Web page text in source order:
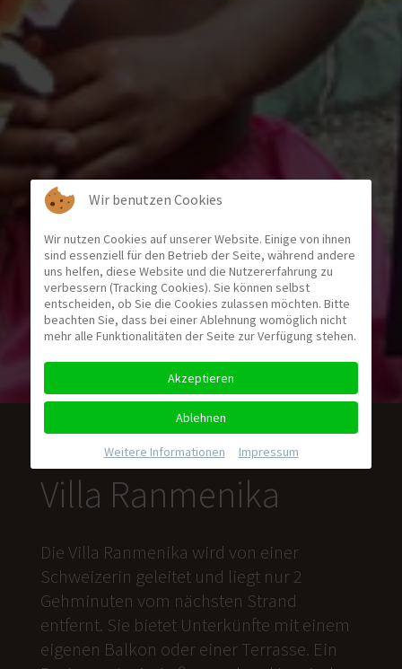
Villa Ranmenika
Die Villa Ranmenika wird von einer
Schweizerin geleitet und liegt nur 2
Gehminuten vom nächsten Strand
entfernt. Sie bietet Unterkünfte mit einem
eigenen Balkon oder einer Terrasse. Ein
Wir benutzen Cookies
Wir nutzen Cookies auf unserer Website. Einige von ihnen
sind essenziell für den Betrieb der Seite, während andere
uns helfen, diese Website und die Nutzererfahrung zu
verbessern (Tracking Cookies). Sie können selbst
entscheiden, ob Sie die Cookies zulassen möchten. Bitte
beachten Sie, dass bei einer Ablehnung womöglich nicht
mehr alle Funktionalitäten der Seite zur Verfügung stehen.
Akzeptieren
Ablehnen
Weitere Informationen Impressum